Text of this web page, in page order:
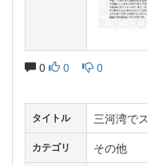
0 0 0
タイトル 三河湾で
カテゴリ その他